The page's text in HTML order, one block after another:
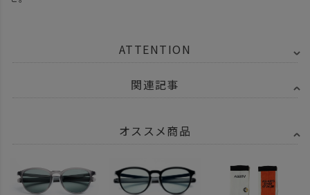
ATTENTION
関連記事
オススメ商品